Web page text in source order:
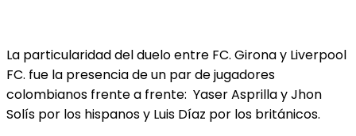
La particularidad del duelo entre FC. Girona y Liverpool
FC. fue la presencia de un par de jugadores
colombianos frente a frente: Yaser Asprilla y Jhon
Solís por los hispanos y Luis Díaz por los británicos.